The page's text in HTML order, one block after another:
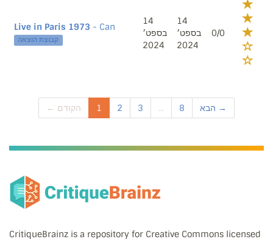
Live in Paris 1973 - Can
קבוצת הוצאה
14
בספט׳
2024
14
בספט׳
2024
0/0
← הקודם 1 2 3 ... 8 הבא →
CritiqueBrainz is a repository for Creative Commons licensed